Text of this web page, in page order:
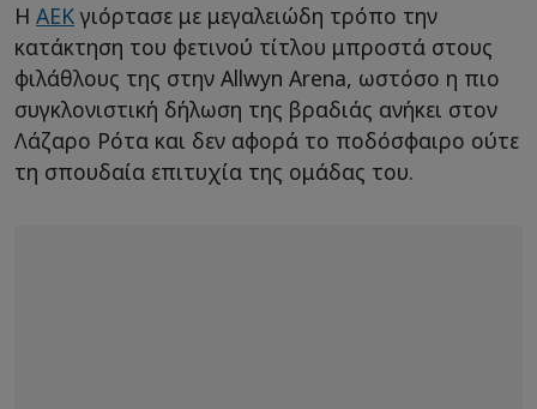
Η ΑΕΚγιόρτασε με μεγαλειώδη τρόπο την
κατάκτηση του φετινού τίτλου μπροστά στους
φιλάθλους της στην Allwyn Arena, ωστόσο η πιο
συγκλονιστική δήλωση της βραδιάς ανήκει στον
Λάζαρο Ρότα και δεν αφορά το ποδόσφαιρο ούτε
τη σπουδαία επιτυχία της ομάδας του.